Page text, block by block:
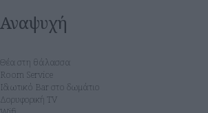
Αναψυχή
Θέα στη θάλασσα
Room Service
Ιδιωτικό Bar στο δωμάτιο
Δορυφορική TV